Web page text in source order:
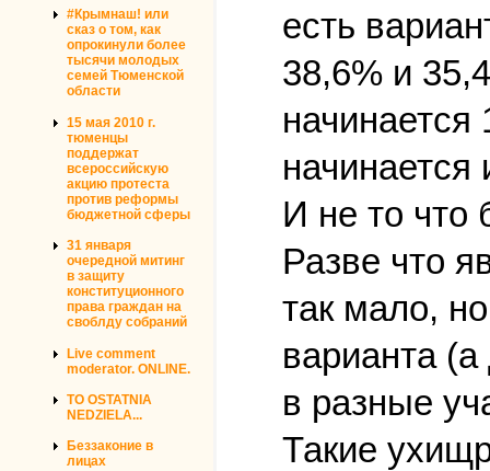
#Крымнаш! или
сказ о том, как
опрокинули более
тысячи молодых
семей Тюменской
области
15 мая 2010 г.
тюменцы
поддержат
всероссийскую
акцию протеста
против реформы
бюджетной сферы
31 января
очередной митинг
в защиту
конституционного
права граждан на
своблду собраний
Live comment
moderator. ONLINE.
TO OSTATNIA
NEDZIELA...
Беззаконие в
лицах
есть
38,6% и
И не то что
Разве что
так мало,
варианта
в разные
Такие